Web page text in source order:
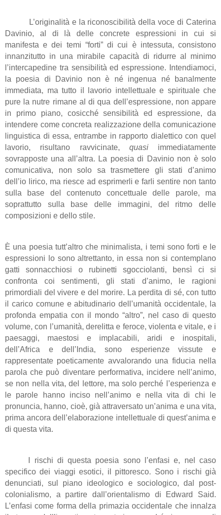
L’originalità e la riconoscibilità della voce di Caterina
Davinio, al di là delle concrete espressioni in cui si
manifesta e dei temi “forti” di cui è intessuta, consistono
innanzitutto in una mirabile capacità di ridurre al minimo
l’intercapedine tra sensibilità ed espressione. Intendiamoci,
la poesia di Davinio non è né ingenua né banalmente
immediata, ma tutto il lavorio intellettuale e spirituale che
pure la nutre rimane al di qua dell’espressione, non appare
in primo piano, cosicché sensibilità ed espressione, da
intendere come concreta realizzazione della comunicazione
linguistica di essa, entrambe in rapporto dialettico con quel
lavorio, risultano ravvicinate, quasi immediatamente
sovrapposte una all’altra. La poesia di Davinio non è solo
comunicativa, non solo sa trasmettere gli stati d’animo
dell’io lirico, ma riesce ad esprimerli e farli sentire non tanto
sulla base del contenuto concettuale delle parole, ma
soprattutto sulla base delle immagini, del ritmo delle
composizioni e dello stile.
È una poesia tutt’altro che minimalista, i temi sono forti e le
espressioni lo sono altrettanto, in essa non si contemplano
gatti sonnacchiosi o rubinetti sgocciolanti, bensì ci si
confronta coi sentimenti, gli stati d’animo, le ragioni
primordiali del vivere e del morire. La perdita di sé, con tutto
il carico comune e abitudinario dell’umanità occidentale, la
profonda empatia con il mondo “altro”, nel caso di questo
volume, con l’umanità, derelitta e feroce, violenta e vitale, e i
paesaggi, maestosi e implacabili, aridi e inospitali,
dell’Africa e dell’India, sono esperienze vissute e
rappresentate poeticamente avvalorando una fiducia nella
parola che può diventare performativa, incidere nell’animo,
se non nella vita, del lettore, ma solo perché l’esperienza e
le parole hanno inciso nell’animo e nella vita di chi le
pronuncia, hanno, cioè, già attraversato un’anima e una vita,
prima ancora dell’elaborazione intellettuale di quest’anima e
di questa vita.
I rischi di questa poesia sono l’enfasi e, nel caso
specifico dei viaggi esotici, il pittoresco. Sono i rischi già
denunciati, sul piano ideologico e sociologico, dal post-
colonialismo, a partire dall’orientalismo di Edward Said.
L’enfasi come forma della primazia occidentale che innalza